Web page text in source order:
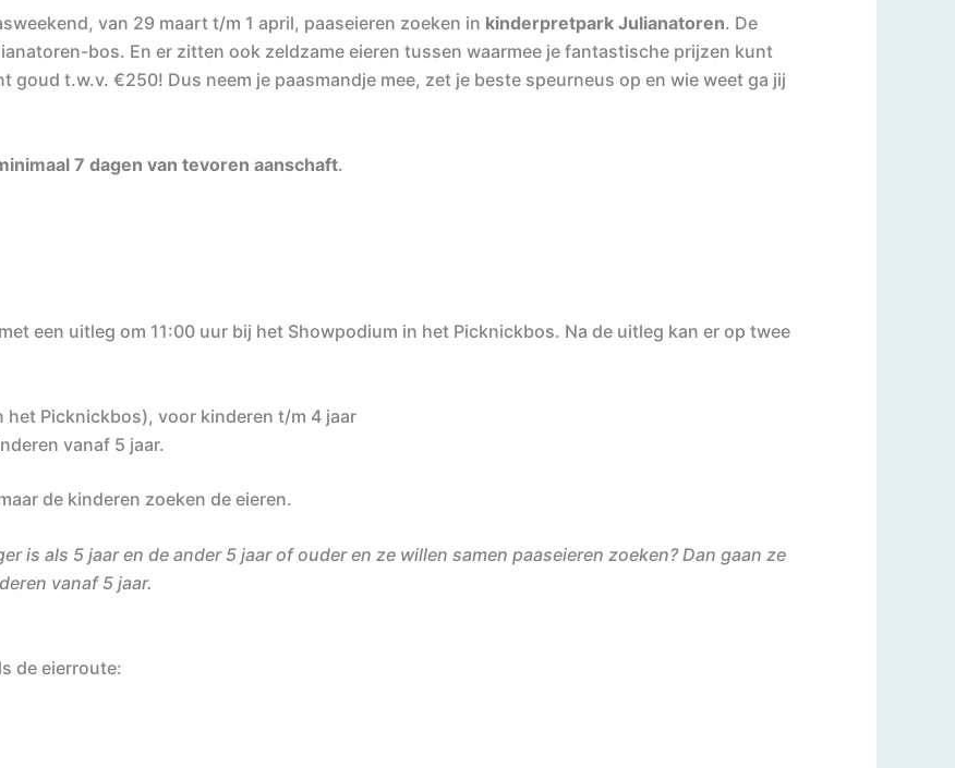
van 29 maart t/m 1 april, paaseieren zoeken in kinderpretpark Julianatoren. De
bos. En er zitten ook zeldzame eieren tussen waarmee je fantastische prijzen kunt
goud t.w.v. €250! Dus neem je paasmandje mee, zet je beste speurneus op en wie weet ga jij
7 dagen van tevoren aanschaft.
een uitleg om 11:00 uur bij het Showpodium in het Picknickbos. Na de uitleg kan er op twee
Picknickbos), voor kinderen t/m 4 jaar
vanaf 5 jaar.
de kinderen zoeken de eieren.
is als 5 jaar en de ander 5 jaar of ouder en ze willen samen paaseieren zoeken? Dan gaan ze
vanaf 5 jaar.
de eierroute: